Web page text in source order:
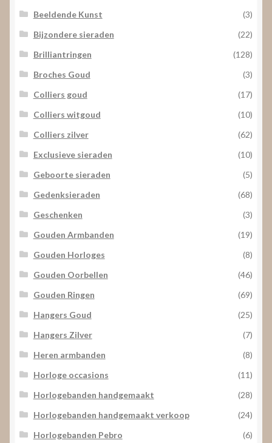
Beeldende Kunst
(3)
Bijzondere sieraden
(22)
Brilliantringen
(128)
Broches Goud
(3)
Colliers goud
(17)
Colliers witgoud
(10)
Colliers zilver
(62)
Exclusieve sieraden
(10)
Geboorte sieraden
(5)
Gedenksieraden
(68)
Geschenken
(3)
Gouden Armbanden
(19)
Gouden Horloges
(8)
Gouden Oorbellen
(46)
Gouden Ringen
(69)
Hangers Goud
(25)
Hangers Zilver
(7)
Heren armbanden
(8)
Horloge occasions
(11)
Horlogebanden handgemaakt
(28)
Horlogebanden handgemaakt verkoop
(24)
Horlogebanden Pebro
(6)